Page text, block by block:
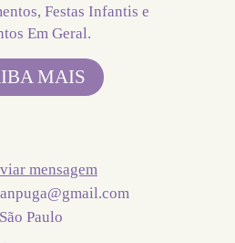
Festas Infantis e
Em Geral.
MAIS
mensagem
São Paulo